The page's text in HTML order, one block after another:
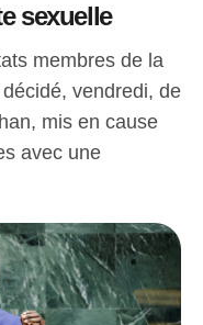
sexuelle
membres de la
vendredi, de
mis en cause
avec une